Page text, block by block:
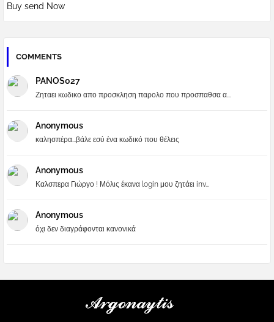
Buy send Now
COMMENTS
PANOS027
Ζηταει κωδικο απο προσκληση παρολο που προσπαθσα α...
Anonymous
καλησπέρα...βάλε εσύ ένα κωδικό που θέλεις
Anonymous
Καλσπερα Γιώργο ! Μόλις έκανα login μου ζητάει inv...
Anonymous
όχι δεν διαγράφονται κανονικά